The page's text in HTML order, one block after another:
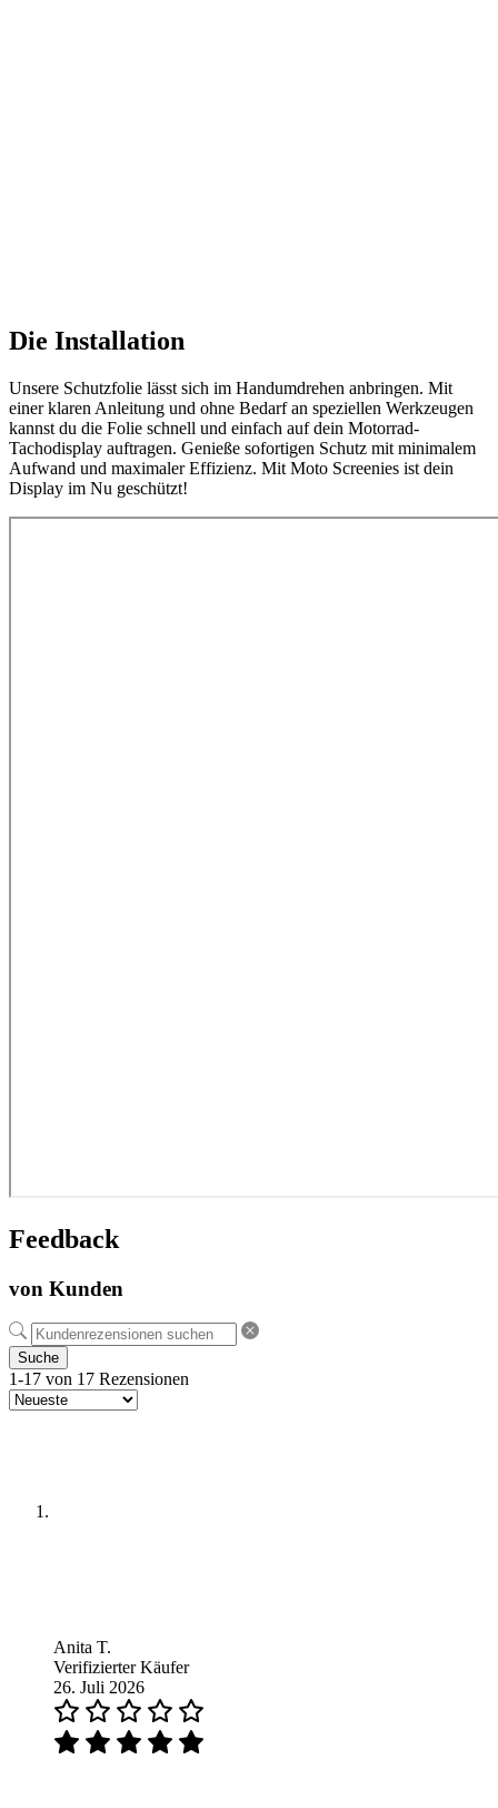
Die Installation
Unsere Schutzfolie lässt sich im Handumdrehen anbringen. Mit
einer klaren Anleitung und ohne Bedarf an speziellen Werkzeugen
kannst du die Folie schnell und einfach auf dein Motorrad-
Tachodisplay auftragen. Genieße sofortigen Schutz mit minimalem
Aufwand und maximaler Effizienz. Mit Moto Screenies ist dein
Display im Nu geschützt!
Feedback
von Kunden
Suche
1-17 von 17 Rezensionen
Anita T.
Verifizierter Käufer
26. Juli 2026